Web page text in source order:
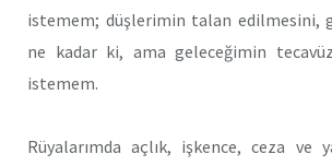
istemem; düşlerimin talan edilmesini,
ne kadar ki, ama geleceğimin
istemem.
Rüyalarımda açlık, işkence, ceza ve